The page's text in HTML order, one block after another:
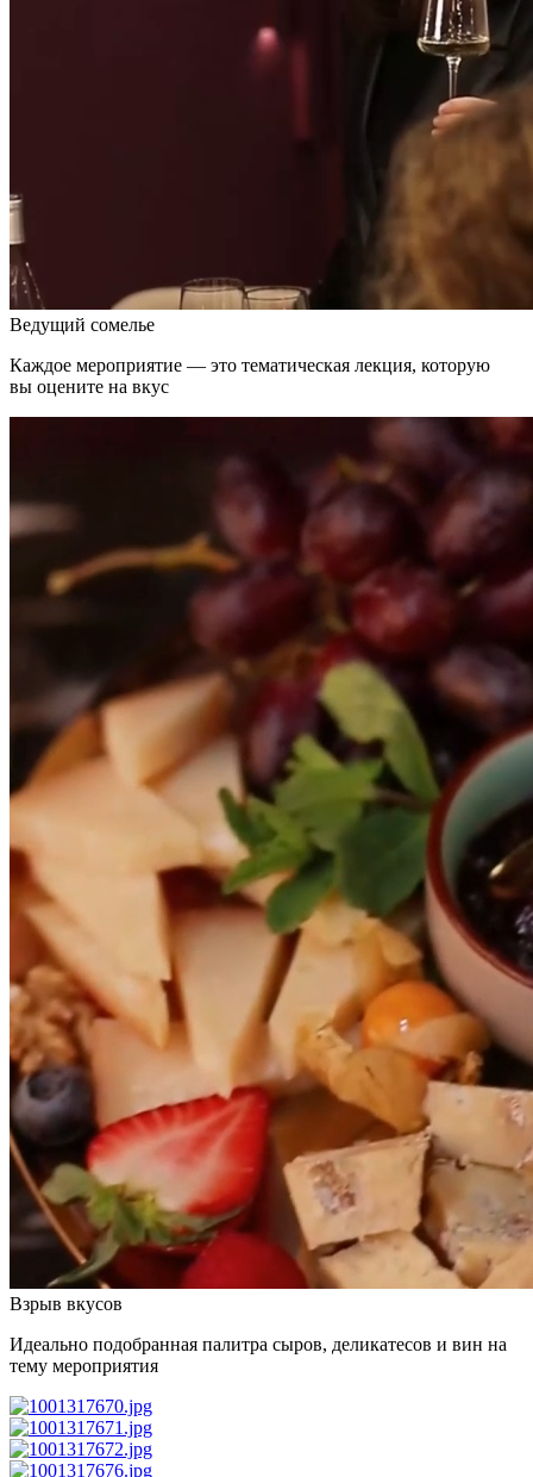
Ведущий сомелье
Каждое мероприятие — это тематическая лекция, которую
вы оцените на вкус
Взрыв вкусов
Идеально подобранная палитра сыров, деликатесов и вин на
тему мероприятия